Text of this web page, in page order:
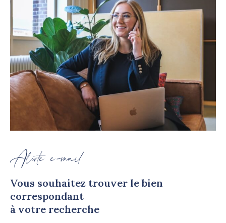
Alerte e-mail
Vous souhaitez trouver le bien
correspondant
à votre recherche